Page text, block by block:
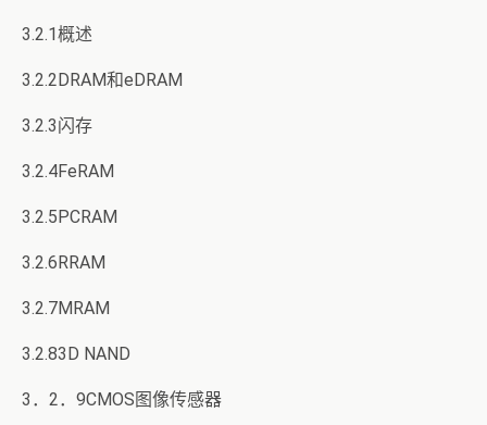
3.2.1概述
3.2.2DRAM和eDRAM
3.2.3闪存
3.2.4FeRAM
3.2.5PCRAM
3.2.6RRAM
3.2.7MRAM
3.2.83D NAND
3．2．9CMOS图像传感器